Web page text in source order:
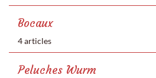
Bocaux
4 articles
Peluches Wurm